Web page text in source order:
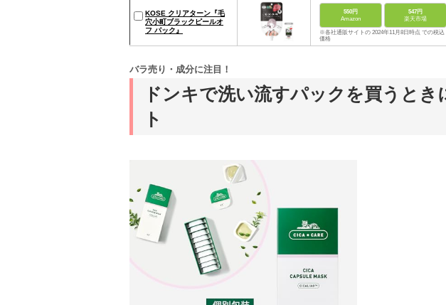
KOSE クリアターン『毛
穴小町ブラックピールオ
フ パック』
550円
Amazon
547円
楽天市場
※各社通販サイトの 2024年11月8日時点 での税込
価格
ドンキで洗い流すパックを買うと
ト
バラ売り・成分に注目！